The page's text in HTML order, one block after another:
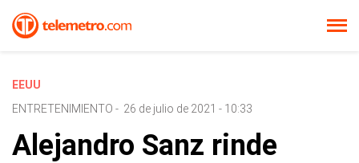
EEUU
ENTRETENIMIENTO - 26 de julio de 2021 - 10:33
Alejandro Sanz rinde